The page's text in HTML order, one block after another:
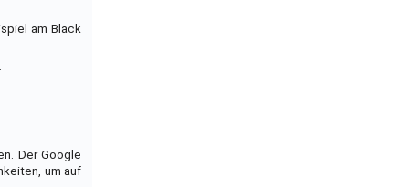
am Black
Der Google
um auf